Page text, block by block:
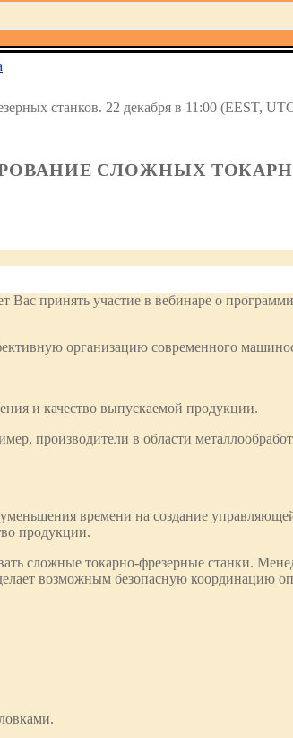
станков. 22 декабря в 11:00 (EEST,
СЛОЖНЫХ
принять участие в вебинаре о
организацию современного
и качество выпускаемой продукции.
производители в области
времени на создание
продукции.
сложные токарно-фрезерные станки.
возможным безопасную координацию